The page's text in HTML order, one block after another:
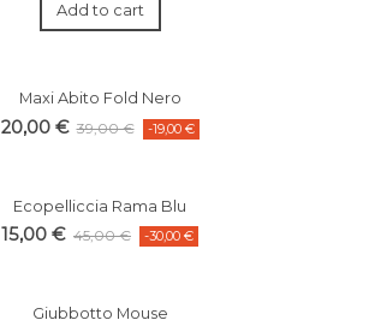
Add to cart
Maxi Abito Fold Nero
20,00 € 39,00 € -19,00 €
Ecopelliccia Rama Blu
15,00 € 45,00 € -30,00 €
Giubbotto Mouse